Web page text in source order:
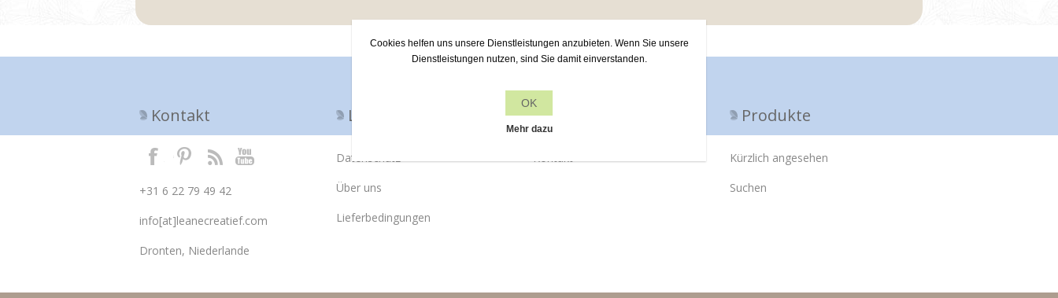
Kontakt
+31 6 22 79 49 42
info[at]leanecreatief.com
Dronten, Niederlande
Leane Creatief
Datenschutz
Über uns
Lieferbedingungen
Kundendienst Produkte
Kürzlich angesehen
Suchen
Cookies helfen uns unsere Dienstleistungen anzubieten. Wenn Sie unsere
Dienstleistungen nutzen, sind Sie damit einverstanden.
OK
Mehr dazu